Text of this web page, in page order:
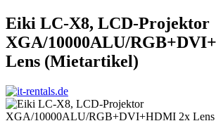
Eiki LC-X8, LCD-Projektor
XGA/10000ALU/
Lens (Mietartikel)